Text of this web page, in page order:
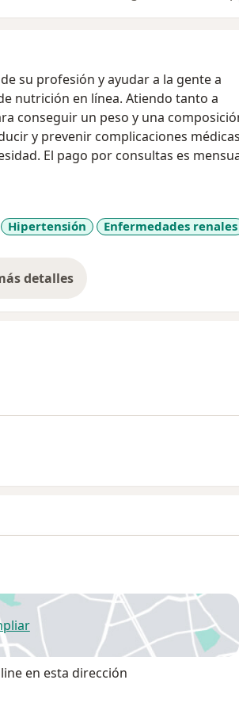
su profesión y ayudar a la gente a
nutrición en línea. Atiendo tanto a
conseguir un peso y una
y prevenir complicaciones médicas
El pago por consultas es
alimenticios y educación nutricional
Hipertensión Enfermedades renales
detalles
sobre la experiencia
se abre en una nueva pestaña
en esta dirección